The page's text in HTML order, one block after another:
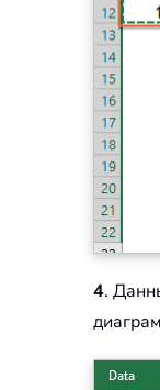
4.